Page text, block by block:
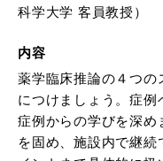
科学大学 客員教授）
内容
薬学臨床推論の４つの
につけましょう。症例
症例からの学びを深め
を固め、施設内で継